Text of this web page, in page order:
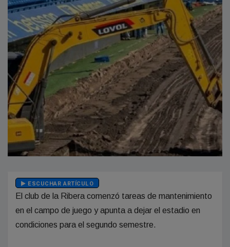
ESCUCHAR ARTÍCULO
El club de la Ribera comenzó tareas de mantenimiento
en el campo de juego y apunta a dejar el estadio en
condiciones para el segundo semestre.